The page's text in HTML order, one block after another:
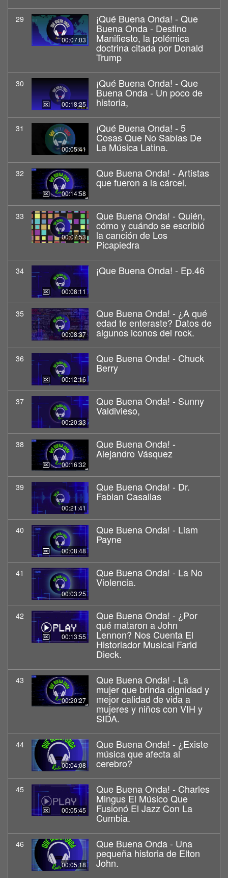
29
00:07:03
¡Qué Buena Onda! - Que
Buena Onda - Destino
Manifiesto, la polémica
doctrina citada por Donald
Trump
30
00:18:25
¡Qué Buena Onda! - Que
Buena Onda - Un poco de
historia,
31
00:05:41
¡Qué Buena Onda! - 5
Cosas Que No Sabías De
La Música Latina.
32
00:14:58
Que Buena Onda! - Artistas
que fueron a la cárcel.
33
00:07:53
Que Buena Onda! - Quién,
cómo y cuándo se escribió
la canción de Los
Picapiedra
34
00:08:11
¡Que Buena Onda! - Ep.46
35
00:08:37
Que Buena Onda! - ¿A qué
edad te enteraste? Datos de
algunos iconos del rock.
36
00:12:16
Que Buena Onda! - Chuck
Berry
37
00:20:33
Que Buena Onda! - Sunny
Valdivieso,
38
00:16:32
Que Buena Onda! -
Alejandro Vásquez
39
00:21:41
Que Buena Onda! - Dr.
Fabian Casallas
40
00:08:48
Que Buena Onda! - Liam
Payne
41
00:03:25
Que Buena Onda! - La No
Violencia.
42
00:13:55
Que Buena Onda! - ¿Por
qué mataron a John
Lennon? Nos Cuenta El
Historiador Musical Farid
Dieck.
43
00:20:27
Que Buena Onda! - La
mujer que brinda dignidad y
mejor calidad de vida a
mujeres y niños con VIH y
SIDA.
44
00:04:08
Que Buena Onda! - ¿Existe
música que afecta al
cerebro?
45
00:05:45
Que Buena Onda! - Charles
Mingus El Músico Que
Fusionó El Jazz Con La
Cumbia.
46
00:05:18
Que Buena Onda - Una
pequeña historia de Elton
John.